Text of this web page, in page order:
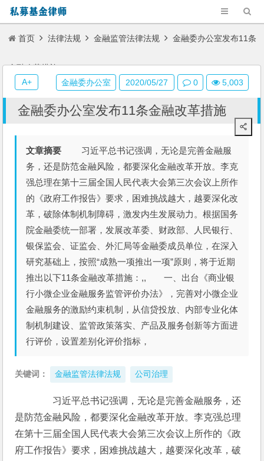
首页 法律法规 金融监管法律法规 金融委办公室发布11条
金融改革措施
金融委办公室发布11条金融改革措施
文章摘要 习近平总书记强调，无论是完善金融服
务，还是防范金融风险，都要深化金融改革开放。李克
强总理在第十三届全国人民代表大会第三次会议上所作
的《政府工作报告》要求，困难挑战越大，越要深化改
革，破除体制机制障碍，激发内生发展动力。根据国务
院金融委统一部署，发展改革委、财政部、人民银行、
银保监会、证监会、外汇局等金融委成员单位，在深入
研究基础上，按照“成熟一项推出一项”原则，将于近期
推出以下11条金融改革措施：,, 一、出台《商业银
行小微企业金融服务监管评价办法》，完善对小微企业
金融服务的激励约束机制，从信贷投放、内部专业化体
制机制建设、监管政策落实、产品及服务创新等方面进
行评价，设置差别化评价指标，
关键词： 金融监管法律法规 公司治理
习近平总书记强调，无论是完善金融服务，还
是防范金融风险，都要深化金融改革开放。李克强总理
在第十三届全国人民代表大会第三次会议上所作的《政
府工作报告》要求，困难挑战越大，越要深化改革，破
金融委办公室 2020/05/27 0 5,003
A+